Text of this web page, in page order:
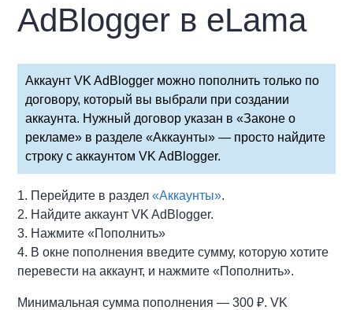
AdBlogger в eLama
Аккаунт VK AdBlogger можно пополнить только по
договору, который вы выбрали при создании
аккаунта. Нужный договор указан в «Законе о
рекламе» в разделе «Аккаунты» — просто найдите
строку с аккаунтом VK AdBlogger.
1. Перейдите в раздел«Аккаунты».
2. Найдите аккаунт VK AdBlogger.
3. Нажмите «Пополнить»
4. В окне пополнения введите сумму, которую хотите
перевести на аккаунт, и нажмите «Пополнить».
Минимальная сумма пополнения — 300 ₽. VK